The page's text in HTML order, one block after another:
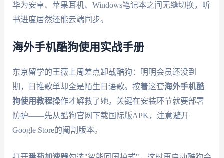
华为安卓、苹果耳机、Windows笔记本之间无缝切换，听
书进度居然还能云端同步。
海外手机酷狗使用实战手册
东京留学的王薇上周差点卸载酷狗：明明会员还没到
期，日推歌单却全是陌生日语歌。按着这套海外手机酷
狗使用教程操作才解救了她。关键在安装环节就要部署
防护——先从酷狗官网下载国际版APK，注意避开
Google Store的阉割版本。